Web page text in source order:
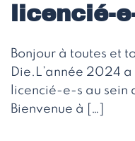
licencié-
Bonjour à toutes et
Die.L’année 2024
licencié-e-s au sein
Bienvenue à […]